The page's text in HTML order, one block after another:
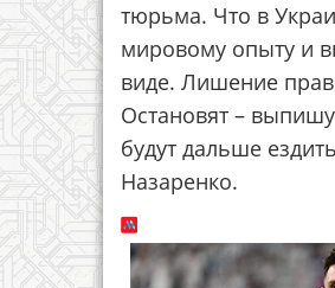
тюрьма. Что в
мировому опыту и
виде. Лишение прав
Остановят –
будут дальше
Назаренко.